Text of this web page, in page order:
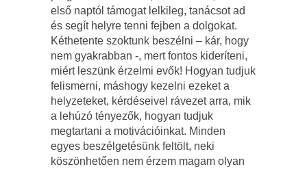
első naptól támogat lelkileg, tanácsot ad
és segít helyre tenni fejben a dolgokat.
Kéthetente szoktunk beszélni – kár, hogy
nem gyakrabban -, mert fontos kideríteni,
miért leszünk érzelmi evők! Hogyan tudjuk
felismerni, máshogy kezelni ezeket a
helyzeteket, kérdéseivel rávezet arra, mik
a lehúzó tényezők, hogyan tudjuk
megtartani a motivációinkat. Minden
egyes beszélgetésünk feltölt, neki
köszönhetően nem érzem magam olyan